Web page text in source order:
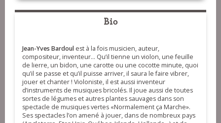
Bio
Jean-Yves Bardoul est à la fois musicien, auteur,
compositeur, inventeur... Qu’il tienne un violon, une feuille
de lierre, un bidon, une carotte ou une cocotte minute, quoi
qu’il se passe et qu’il puisse arriver, il saura le faire vibrer,
jouer et chanter ! Violoniste, il est aussi inventeur
d’instruments de musiques bricolés. Il joue aussi de toutes
sortes de légumes et autres plantes sauvages dans son
spectacle de musiques vertes «Normalement ça Marche».
Ses spectacles l’on amené à jouer, dans de nombreux pays